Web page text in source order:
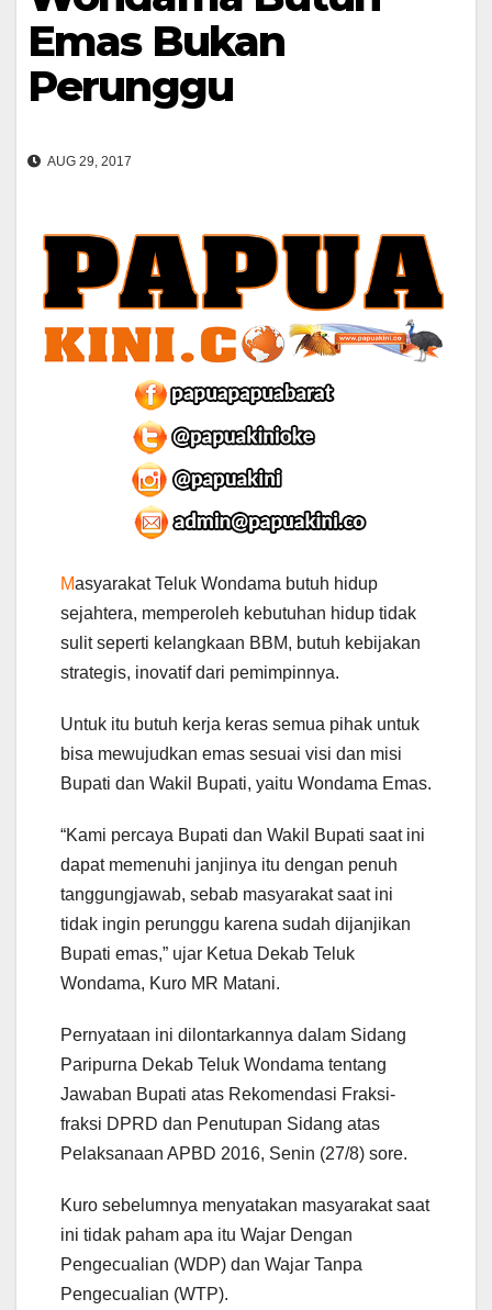
Emas Bukan
Perunggu
AUG 29, 2017
Masyarakat Teluk Wondama butuh hidup
sejahtera, memperoleh kebutuhan hidup tidak
sulit seperti kelangkaan BBM, butuh kebijakan
strategis, inovatif dari pemimpinnya.
Untuk itu butuh kerja keras semua pihak untuk
bisa mewujudkan emas sesuai visi dan misi
Bupati dan Wakil Bupati, yaitu Wondama Emas.
“Kami percaya Bupati dan Wakil Bupati saat ini
dapat memenuhi janjinya itu dengan penuh
tanggungjawab, sebab masyarakat saat ini
tidak ingin perunggu karena sudah dijanjikan
Bupati emas,” ujar Ketua Dekab Teluk
Wondama, Kuro MR Matani.
Pernyataan ini dilontarkannya dalam Sidang
Paripurna Dekab Teluk Wondama tentang
Jawaban Bupati atas Rekomendasi Fraksi-
fraksi DPRD dan Penutupan Sidang atas
Pelaksanaan APBD 2016, Senin (27/8) sore.
Kuro sebelumnya menyatakan masyarakat saat
ini tidak paham apa itu Wajar Dengan
Pengecualian (WDP) dan Wajar Tanpa
Pengecualian (WTP).